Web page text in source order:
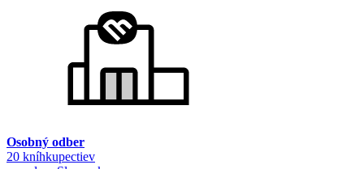
Osobný odber
20 kníhkupectiev